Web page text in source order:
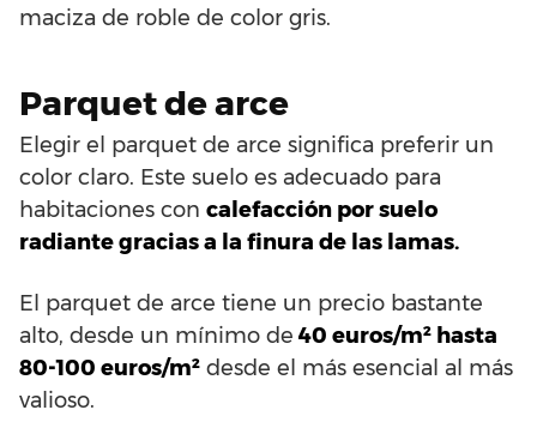
maciza de roble de color gris.
Parquet de arce
Elegir el parquet de arce significa preferir un
color claro. Este suelo es adecuado para
habitaciones con calefacción por suelo
radiante gracias a la finura de las lamas.
El parquet de arce tiene un precio bastante
alto, desde un mínimo de 40 euros/m² hasta
80-100 euros/m² desde el más esencial al más
valioso.